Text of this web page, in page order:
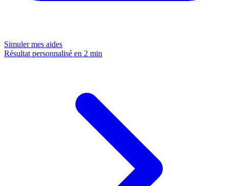
Simuler mes aides
Résultat personnalisé en 2 min